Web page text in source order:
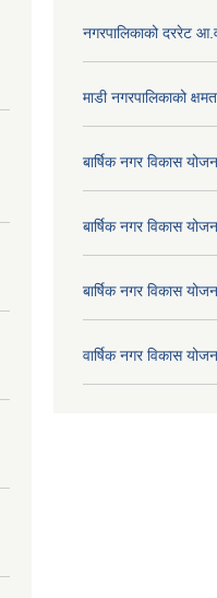
नगरपालिकाको दररेट
माडी नगरपालिकाको
बार्षिक नगर विकास
बार्षिक नगर विकास
बार्षिक नगर विकास
वार्षिक नगर विकास